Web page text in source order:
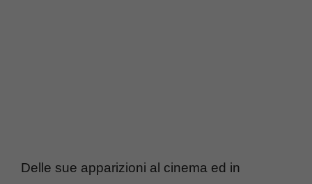
Delle sue apparizioni al cinema ed in